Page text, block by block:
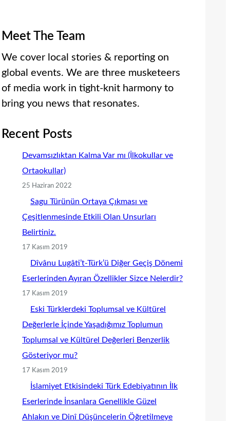
Meet The Team
We cover local stories & reporting on
global events. We are three musketeers
of media work in tight-knit harmony to
bring you news that resonates.
Recent Posts
Devamsızlıktan Kalma Var mı (İlkokullar ve
Ortaokullar)
25 Haziran 2022
Sagu Türünün Ortaya Çıkması ve
Çeşitlenmesinde Etkili Olan Unsurları
Belirtiniz.
17 Kasım 2019
Dîvânu Lugâti’t-Türk’ü Diğer Geçiş Dönemi
Eserlerinden Ayıran Özellikler Sizce Nelerdir?
17 Kasım 2019
Eski Türklerdeki Toplumsal ve Kültürel
Değerlerle İçinde Yaşadığımız Toplumun
Toplumsal ve Kültürel Değerleri Benzerlik
Gösteriyor mu?
17 Kasım 2019
İslamiyet Etkisindeki Türk Edebiyatının İlk
Eserlerinde İnsanlara Genellikle Güzel
Ahlakın ve Dinî Düşüncelerin Öğretilmeye